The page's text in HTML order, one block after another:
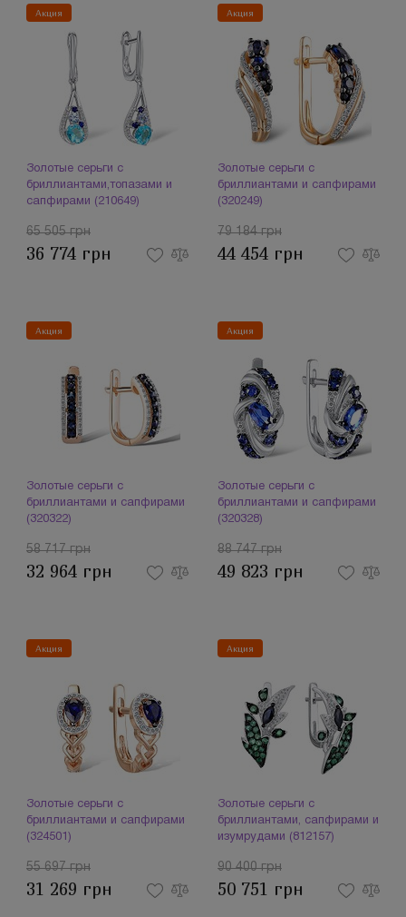
Акция
Золотые серьги с
бриллиантами,топазами и
сапфирами (210649)
65 505 грн
36 774 грн
Акция
Золотые серьги с
бриллиантами и сапфирами
(320249)
79 184 грн
44 454 грн
Акция
Золотые серьги с
бриллиантами и сапфирами
(320322)
58 717 грн
32 964 грн
Акция
Золотые серьги с
бриллиантами и сапфирами
(320328)
88 747 грн
49 823 грн
Акция
Золотые серьги с
бриллиантами и сапфирами
(324501)
55 697 грн
31 269 грн
Акция
Золотые серьги с
бриллиантами, сапфирами и
изумрудами (812157)
90 400 грн
50 751 грн